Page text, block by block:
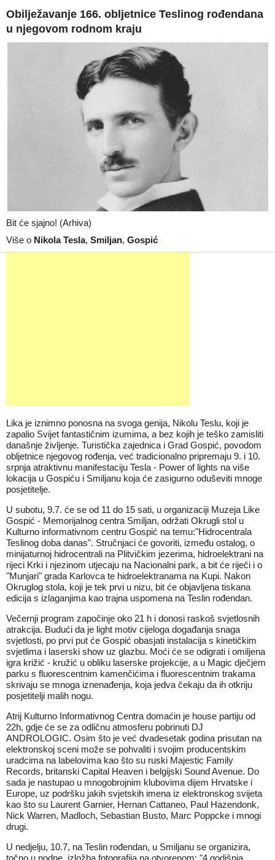
Obilježavanje 166. obljetnice Teslinog rođendana
u njegovom rodnom kraju
Bit će sjajno! (Arhiva)
Više o Nikola Tesla, Smiljan, Gospić
Lika je iznimno ponosna na svoga genija, Nikolu Teslu, koji je
zapalio Svijet fantastičnim izumima, a bez kojih je teško zamisliti
današnje življenje. Turistička zajednica i Grad Gospić, povodom
obljetnice njegovog rođenja, već tradicionalno pripremaju 9. i 10.
srpnja atraktivnu manifestaciju Tesla - Power of lights na više
lokacija u Gospiću i Smiljanu koja će zasigurno oduševiti mnoge
posjetitelje.
U subotu, 9.7. će se od 11 do 15 sati, u organizaciji Muzeja Like
Gospić - Memorijalnog centra Smiljan, održati Okrugli stol u
Kulturno informativnom centru Gospić na temu:"Hidrocentrala
Teslinog doba danas". Stručnjaci će govoriti, između ostalog, o
minijaturnoj hidrocentrali na Plitvičkim jezerima, hidroelektrani na
rijeci Krki i njezinom utjecaju na Nacionalni park, a bit će riječi i o
"Munjari" grada Karlovca te hidroelektranama na Kupi. Nakon
Okruglog stola, koji je tek prvi u nizu, bit će objavljena tiskana
edicija s izlaganjima kao trajna uspomena na Teslin rođendan.
Večernji program započinje oko 21 h i donosi raskoš svjetlosnih
atrakcija. Budući da je light motiv cijeloga događanja snaga
svjetlosti, po prvi put će Gospić obasjati instalacija s kinetičkim
svjetlima i laserski show uz glazbu. Moći će se odigrati i omiljena
igra križić - kružić u obliku laserske projekcije, a u Magic dječjem
parku s fluorescentnim kamenčićima i fluorescentnim trakama
skrivaju se mnoga iznenađenja, koja jedva čekaju da ih otkriju
posjetitelji malih nogu.
Atrij Kulturno Informativnog Centra domaćin je house partiju od
22h, gdje će se za odličnu atmosferu pobrinuti DJ
ANDROLOGIC. Osim što je već dvadesetak godina prisutan na
elektronskoj sceni može se pohvaliti i svojim producentskim
uradcima na labelovima kao što su ruski Majestic Family
Records, britanski Capital Heaven i belgijski Sound Avenue. Do
sada je nastupao u mnogobrojnim klubovima dijem Hrvatske i
Europe, uz podršku jakih svjetskih imena iz elektronskog svijeta
kao što su Laurent Garnier, Hernan Cattaneo, Paul Hazendonk,
Nick Warren, Madloch, Sebastian Busto, Marc Poppcke i mnogi
drugi.
U nedjelju, 10.7, na Teslin rođendan, u Smiljanu se organizira,
točno u podne, izložba fotografija na otvorenom: "4 godišnja